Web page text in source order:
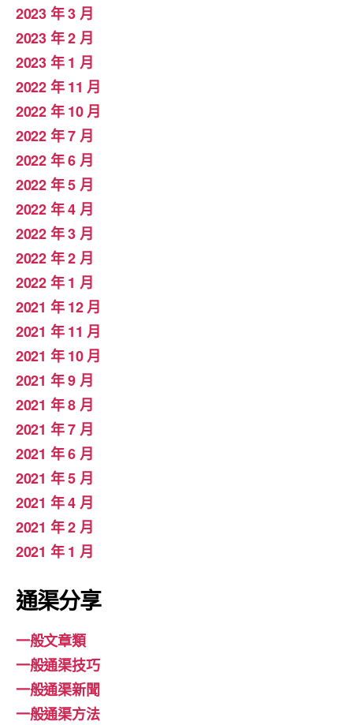
2023 年 3 月
2023 年 2 月
2023 年 1 月
2022 年 11 月
2022 年 10 月
2022 年 7 月
2022 年 6 月
2022 年 5 月
2022 年 4 月
2022 年 3 月
2022 年 2 月
2022 年 1 月
2021 年 12 月
2021 年 11 月
2021 年 10 月
2021 年 9 月
2021 年 8 月
2021 年 7 月
2021 年 6 月
2021 年 5 月
2021 年 4 月
2021 年 2 月
2021 年 1 月
通渠分享
一般文章類
一般通渠技巧
一般通渠新聞
一般通渠方法